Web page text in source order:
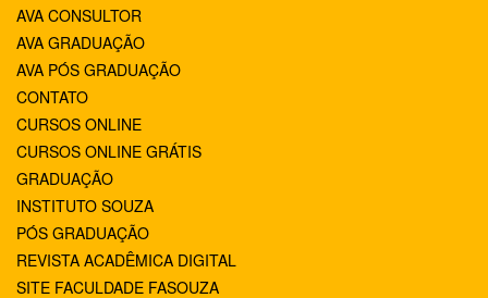
AVA CONSULTOR
AVA GRADUAÇÃO
AVA PÓS GRADUAÇÃO
CONTATO
CURSOS ONLINE
CURSOS ONLINE GRÁTIS
GRADUAÇÃO
INSTITUTO SOUZA
PÓS GRADUAÇÃO
REVISTA ACADÊMICA DIGITAL
SITE FACULDADE FASOUZA